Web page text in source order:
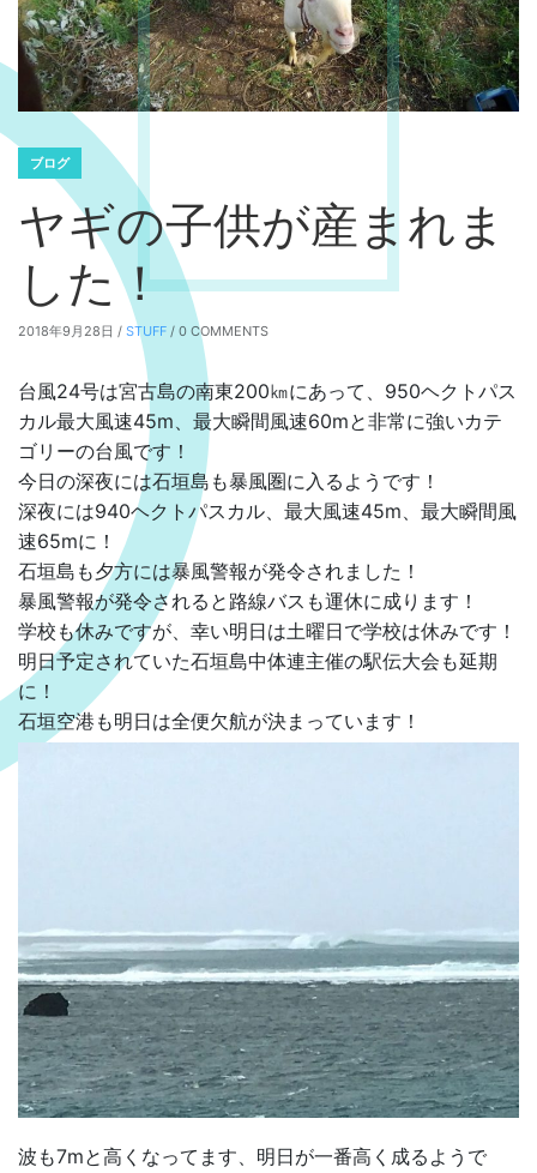
ブログ
ヤギの子供が産まれま
した！
2018年9月28日 / STUFF / 0 COMMENTS
台風24号は宮古島の南東200㎞にあって、950ヘクトパス
カル最大風速45m、最大瞬間風速60mと非常に強いカテ
ゴリーの台風です！
今日の深夜には石垣島も暴風圏に入るようです！
深夜には940ヘクトパスカル、最大風速45m、最大瞬間風
速65mに！
石垣島も夕方には暴風警報が発令されました！
暴風警報が発令されると路線バスも運休に成ります！
学校も休みですが、幸い明日は土曜日で学校は休みです！
明日予定されていた石垣島中体連主催の駅伝大会も延期
に！
石垣空港も明日は全便欠航が決まっています！
波も7mと高くなってます、明日が一番高く成るようで